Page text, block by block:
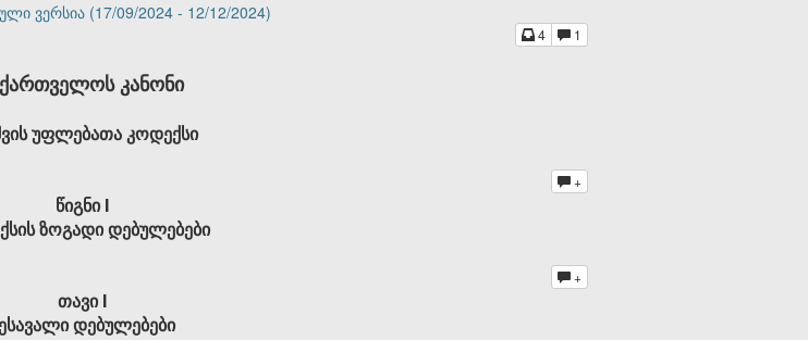
ვერსია (17/09/2024 - 12/12/2024)
4 1
კანონი
უფლებათა კოდექსი
+
წიგნი I
ზოგადი დებულებები
+
თავი I
დებულებები